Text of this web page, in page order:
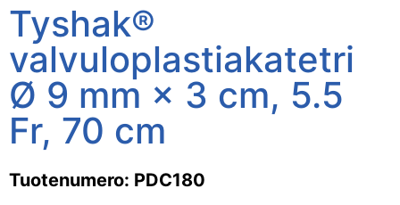
Tyshak®
valvuloplastiakatetri
Ø 9 mm × 3 cm, 5.5
Fr, 70 cm
Tuotenumero: PDC180